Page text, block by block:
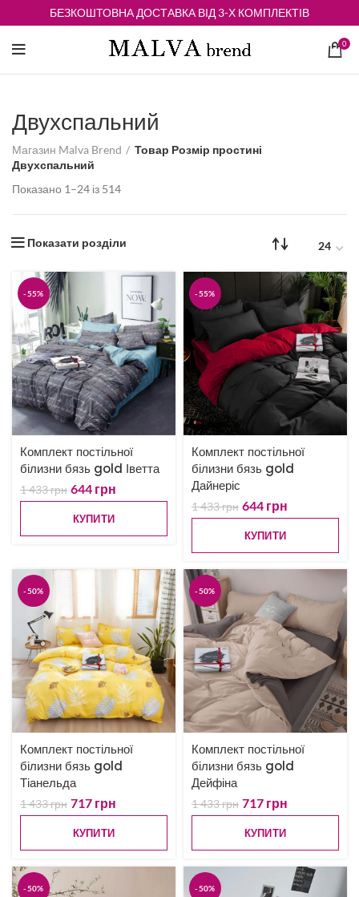
БЕЗКОШТОВНА ДОСТАВКА ВІД 3-Х КОМПЛЕКТІВ
0
Двухспальний
Магазин Malva Brend
Товар Розмір простині
Двухспальний
Показано 1–24 із 514Відсортовано
оцінкою
Показати розділи
-55%
Комплект постільної
білизни бязь gold Іветта
1 433грн 644 грн
КУПИТИ
-55%
Комплект постільної
білизни бязь gold
Дайнеріс
1 433грн 644 грн
КУПИТИ
-50%
Комплект постільної
білизни бязь gold
Тіанельда
1 433грн 717 грн
КУПИТИ
-50%
Комплект постільної
білизни бязь gold
Дейфіна
1 433грн 717 грн
КУПИТИ
-50% -50%